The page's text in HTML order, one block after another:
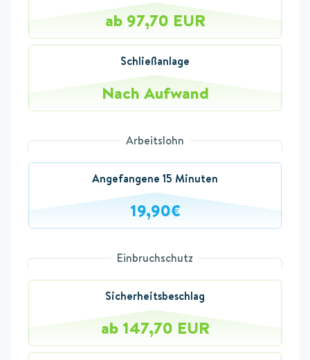
ab 97,70 EUR
Schließanlage
Nach Aufwand
Arbeitslohn
Angefangene 15 Minuten
19,90€
Einbruchschutz
Sicherheitsbeschlag
ab 147,70 EUR